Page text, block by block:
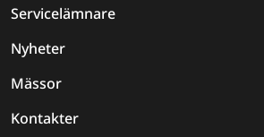
Servicelämnare
Nyheter
Mässor
Kontakter